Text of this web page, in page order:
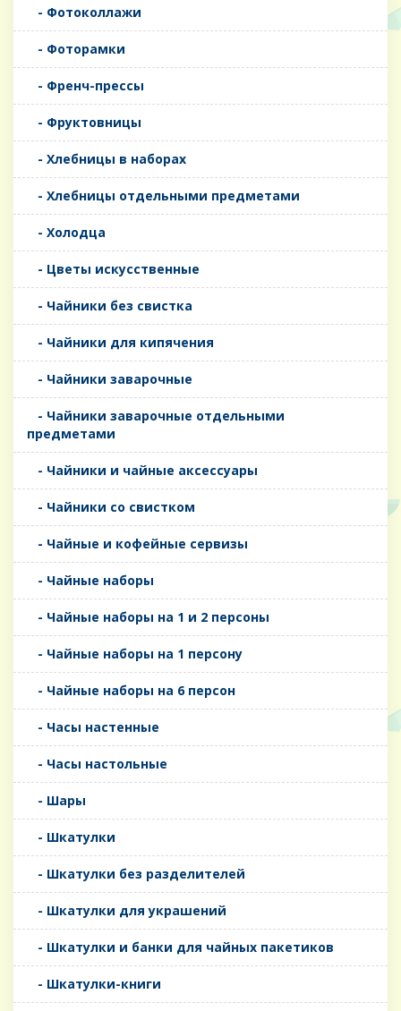
- Фотоколлажи
- Фоторамки
- Френч-прессы
- Фруктовницы
- Хлебницы в наборах
- Хлебницы отдельными предметами
- Холодца
- Цветы искусственные
- Чайники без свистка
- Чайники для кипячения
- Чайники заварочные
- Чайники заварочные отдельными
предметами
- Чайники и чайные аксессуары
- Чайники со свистком
- Чайные и кофейные сервизы
- Чайные наборы
- Чайные наборы на 1 и 2 персоны
- Чайные наборы на 1 персону
- Чайные наборы на 6 персон
- Часы настенные
- Часы настольные
- Шары
- Шкатулки
- Шкатулки без разделителей
- Шкатулки для украшений
- Шкатулки и банки для чайных пакетиков
- Шкатулки-книги